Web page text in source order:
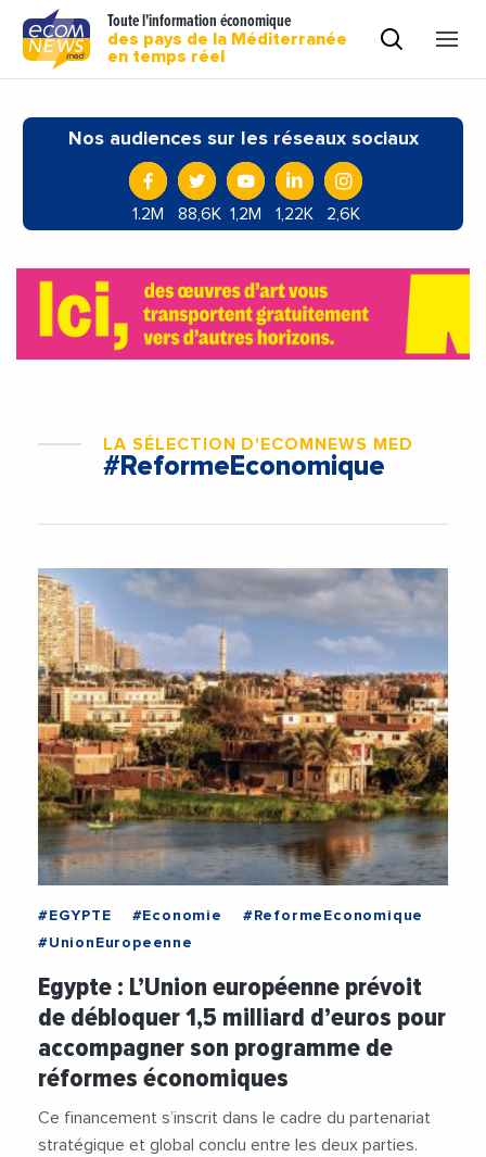
Toute l'information économique
des pays de la Méditerranée
en temps réel
Nos audiences sur les réseaux sociaux
1.2M 88,6K 1,2M 1,22K 2,6K
LA SÉLECTION D'ECOMNEWS MED
#ReformeEconomique
#EGYPTE #Economie
#ReformeEconomique
#UnionEuropeenne
Egypte : L’Union européenne prévoit
de débloquer 1,5 milliard d’euros pour
accompagner son programme de
réformes économiques
Ce financement s’inscrit dans le cadre du partenariat
stratégique et global conclu entre les deux parties.